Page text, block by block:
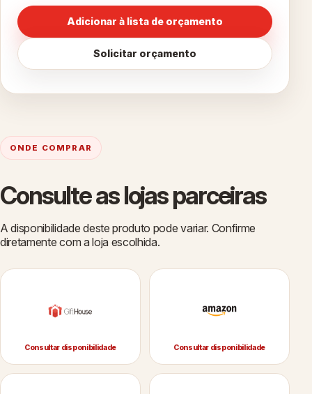
Adicionar à lista de orçamento
Solicitar orçamento
ONDE COMPRAR
Consulte as lojas parceiras
A disponibilidade deste produto pode variar. Confirme
diretamente com a loja escolhida.
Consultar disponibilidade Consultar disponibilidade